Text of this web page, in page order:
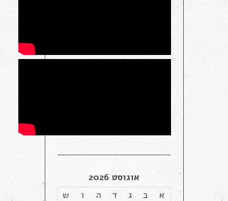
אוגוסט 2026
א
ב ג ד ה ו ש